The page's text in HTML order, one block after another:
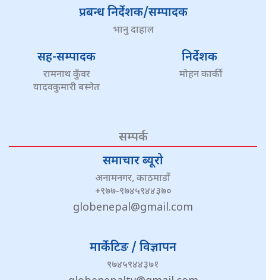
प्रबन्ध निर्देशक/सम्पादक
भानु दाहाल
सह-सम्पादक
रामनाथ कुँवर
यादवकुमारी बस्नेत
निर्देशक
मोहन कार्की
सम्पर्क
समाचार ब्यूरो
अनामनगर, काठमाडौं
+९७७-९७४५९४४३७०
globenepal@gmail.com
मार्केटिङ / विज्ञापन
९७४५९४४३७१